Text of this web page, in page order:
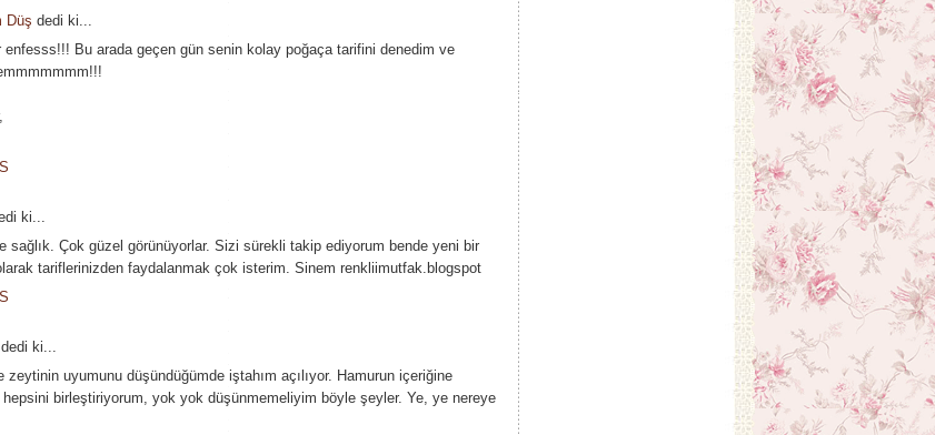
Düş dedi ki...
enfesss!!! Bu arada geçen gün senin kolay poğaça tarifini denedim ve
ki...
sağlık. Çok güzel görünüyorlar. Sizi sürekli takip ediyorum bende yeni bir
tariflerinizden faydalanmak çok isterim. Sinem renkliimutfak.blogspot
ki...
zeytinin uyumunu düşündüğümde iştahım açılıyor. Hamurun içeriğine
hepsini birleştiriyorum, yok yok düşünmemeliyim böyle şeyler. Ye, ye nereye